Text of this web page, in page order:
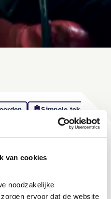
van cookies
noodzakelijke
ervoor dat de website
Simpele tekst